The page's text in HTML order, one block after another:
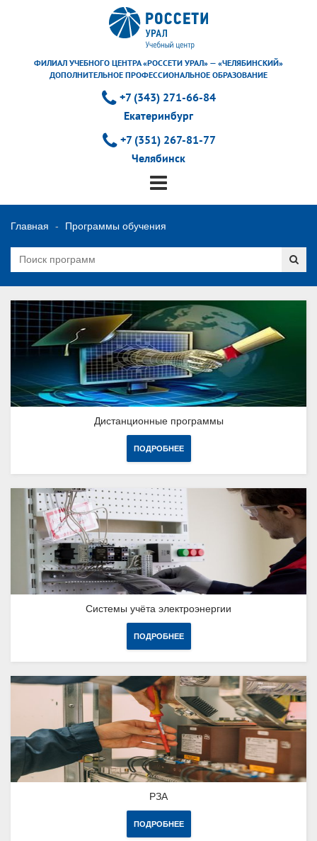
ФИЛИАЛ УЧЕБНОГО ЦЕНТРА «РОССЕТИ УРАЛ» — «ЧЕЛЯБИНСКИЙ»
ДОПОЛНИТЕЛЬНОЕ ПРОФЕССИОНАЛЬНОЕ ОБРАЗОВАНИЕ
+7 (343) 271-66-84
Екатеринбург
+7 (351) 267-81-77
Челябинск
Главная Программы обучения
Дистанционные программы
ПОДРОБНЕЕ
Системы учёта электроэнергии
ПОДРОБНЕЕ
РЗА
ПОДРОБНЕЕ